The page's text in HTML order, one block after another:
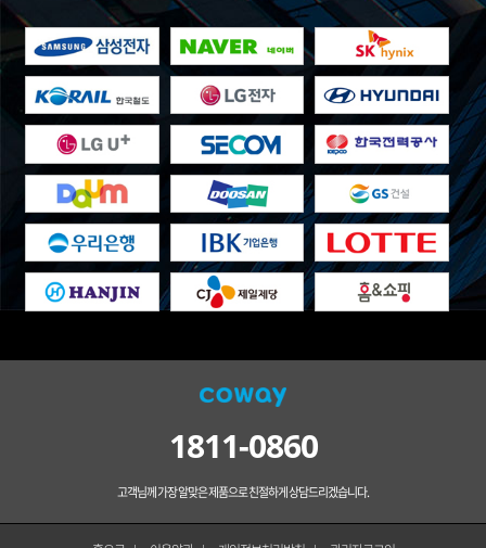
1811-0860
고객님께 가장 알맞은 제품으로 친절하게 상담드리겠습니다.